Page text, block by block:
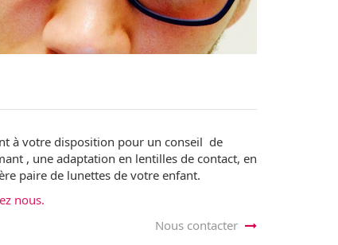
à votre disposition pour un conseil de
, une adaptation en lentilles de contact, en
paire de lunettes de votre enfant.
nous.
Nous contacter